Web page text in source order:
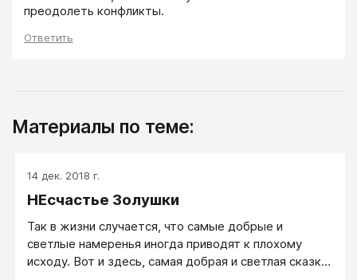
преодолеть конфликты.
Ответить
Материалы по теме:
14 дек. 2018 г.
НЕсчастье Золушки
Так в жизни случается, что самые добрые и
светлые намеренья иногда приводят к плохому
исходу. Вот и здесь, самая добрая и светлая сказка